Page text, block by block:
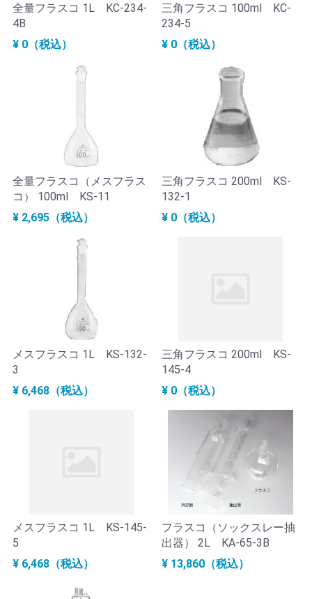
全量フラスコ 1L KC-234-
4B
¥ 0（税込）
三角フラスコ 100ml KC-
234-5
¥ 0（税込）
全量フラスコ（メスフラス
コ） 100ml KS-11
¥ 2,695（税込）
三角フラスコ 200ml KS-
132-1
¥ 0（税込）
メスフラスコ 1L KS-132-
3
¥ 6,468（税込）
三角フラスコ 200ml KS-
145-4
¥ 0（税込）
メスフラスコ 1L KS-145-
5
¥ 6,468（税込）
フラスコ（ソックスレー抽
出器） 2L KA-65-3B
¥ 13,860（税込）